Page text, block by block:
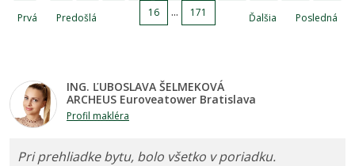
Prvá Predošlá
16
Ďalšia Posledná
... 171
ING. ĽUBOSLAVA ŠELMEKOVÁ
ARCHEUS Euroveatower Bratislava
Profil makléra
Pri prehliadke bytu, bolo všetko v poriadku.